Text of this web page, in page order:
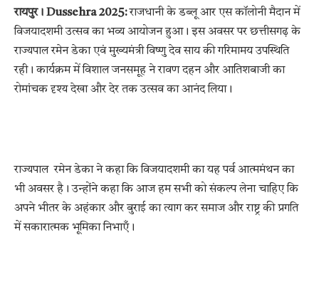
रायपुर। Dussehra 2025:राजधानी के डब्लू आर एस कॉलोनी मैदान में
विजयादशमी उत्सव का भव्य आयोजन हुआ। इस अवसर पर छत्तीसगढ़ के
राज्यपाल रमेन डेका एवं मुख्यमंत्री विष्णु देव साय की गरिमामय उपस्थिति
रही। कार्यक्रम में विशाल जनसमूह ने रावण दहन और आतिशबाजी का
रोमांचक दृश्य देखा और देर तक उत्सव का आनंद लिया।
राज्यपाल रमेन डेका ने कहा कि विजयादशमी का यह पर्व आत्ममंथन का
भी अवसर है। उन्होंने कहा कि आज हम सभी को संकल्प लेना चाहिए कि
अपने भीतर के अहंकार और बुराई का त्याग कर समाज और राष्ट्र की प्रगति
में सकारात्मक भूमिका निभाएँ।